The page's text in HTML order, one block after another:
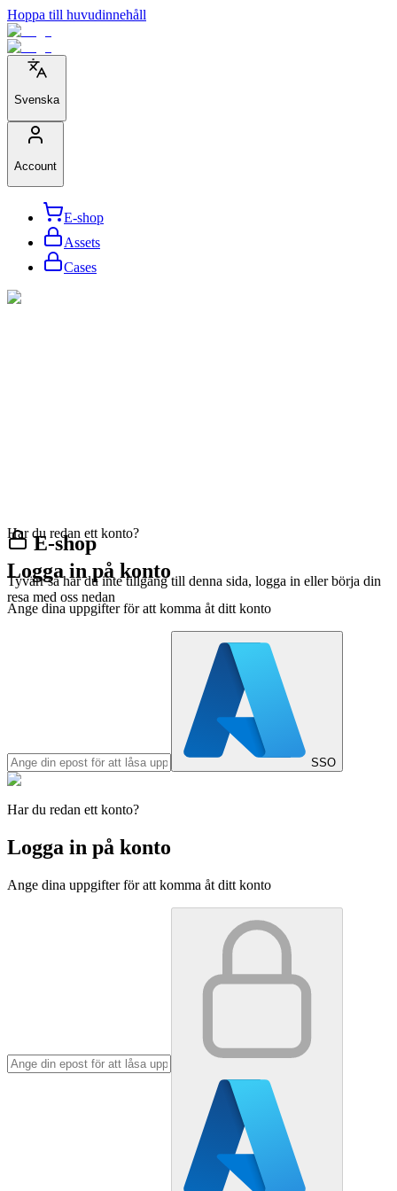
Hoppa till huvudinnehåll
Svenska
Account
E-shop
Assets
Cases
E-shop
Tyvärr så har du inte tillgång till denna sida, logga in eller börja din
resa med oss nedan
Har du redan ett konto?
Logga in på konto
Ange dina uppgifter för att komma åt ditt konto
SSO
Har du redan ett konto?
Logga in på konto
Ange dina uppgifter för att komma åt ditt konto